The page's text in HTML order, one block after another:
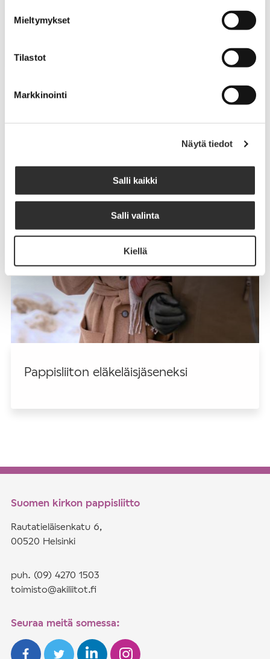
Mieltymykset
Tilastot
Markkinointi
Näytä tiedot
Salli kaikki
Salli valinta
Kiellä
Opiskelijajäseneksi Pappisliittoon
Pappisliiton eläkeläisjäseneksi
Suomen kirkon pappisliitto
Rautatieläisenkatu 6,
00520 Helsinki
puh. (09) 4270 1503
toimisto@akiliitot.fi
Seuraa meitä somessa: